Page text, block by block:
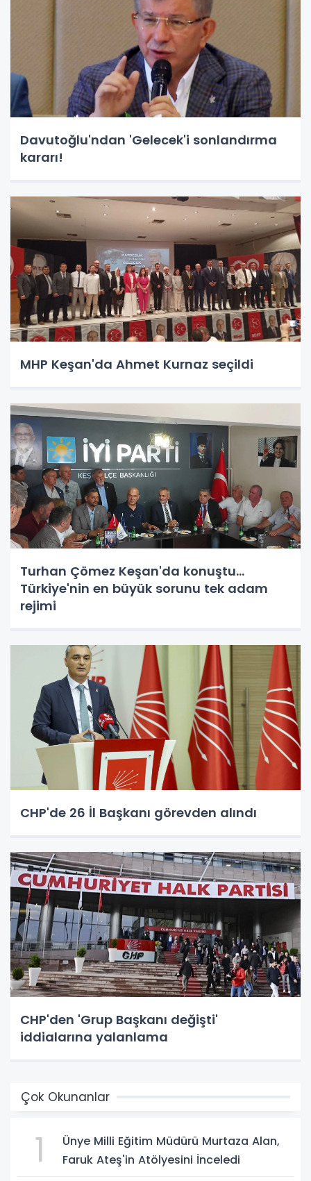
Davutoğlu'ndan 'Gelecek'i sonlandırma
kararı!
MHP Keşan'da Ahmet Kurnaz seçildi
Turhan Çömez Keşan'da konuştu...
Türkiye'nin en büyük sorunu tek adam
rejimi
CHP'de 26 İl Başkanı görevden alındı
CHP'den 'Grup Başkanı değişti'
iddialarına yalanlama
Çok Okunanlar
1
Ünye Milli Eğitim Müdürü Murtaza Alan,
Faruk Ateş'in Atölyesini İnceledi